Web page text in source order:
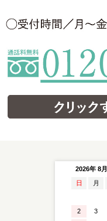
2026年 8月
日
月
2
3